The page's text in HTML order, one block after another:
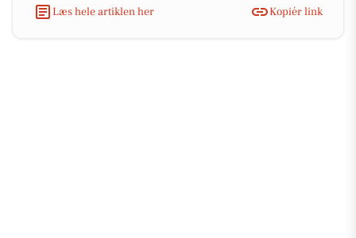
Læs hele artiklen her
Kopiér link